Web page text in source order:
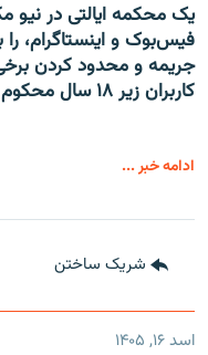
یک محکمه ایالتی در نیو
جریمه و محدود کردن
کاربران زیر ۱۸ سال محکوم کرد.
ادامه خبر ...
شریک ساختن
اسد ۱۶, ۱۴۰۵